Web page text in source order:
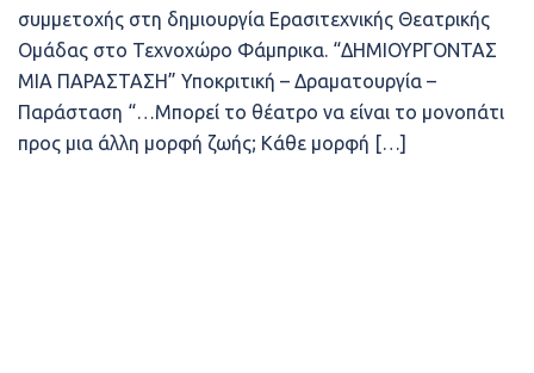
συμμετοχής στη δημιουργία Ερασιτεχνικής Θεατρικής
Ομάδας στο Τεχνοχώρο Φάμπρικα. “ΔΗΜΙΟΥΡΓΟΝΤΑΣ
ΜΙΑ ΠΑΡΑΣΤΑΣΗ” Υποκριτική – Δραματουργία –
Παράσταση “…Μπορεί το θέατρο να είναι το μονοπάτι
προς μια άλλη μορφή ζωής; Κάθε μορφή […]